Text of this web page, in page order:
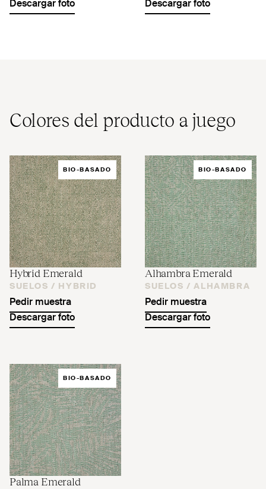
Descargar foto Descargar foto
Colores del producto a juego
BIO-BASADO
Hybrid Emerald
SUELOS / HYBRID
Pedir muestra
Descargar foto
BIO-BASADO
Alhambra Emerald
SUELOS / ALHAMBRA
Pedir muestra
Descargar foto
BIO-BASADO
Palma Emerald